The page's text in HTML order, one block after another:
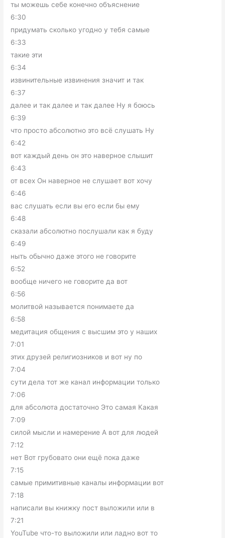
ты можешь себе конечно объяснение
6:30
придумать сколько угодно у тебя самые
6:33
такие эти
6:34
извинительные извинения значит и так
6:37
далее и так далее и так далее Ну я боюсь
6:39
что просто абсолютно это всё слушать Ну
6:42
вот каждый день он это наверное слышит
6:43
от всех Он наверное не слушает вот хочу
6:46
вас слушать если вы его если бы ему
6:48
сказали абсолютно послушали как я буду
6:49
ныть обычно даже этого не говорите
6:52
вообще ничего не говорите да вот
6:56
молитвой называется понимаете да
6:58
медитация общения с высшим это у наших
7:01
этих друзей религиозников и вот ну по
7:04
сути дела тот же канал информации только
7:06
для абсолюта достаточно Это самая Какая
7:09
силой мысли и намерение А вот для людей
7:12
нет Вот грубовато они ещё пока даже
7:15
самые примитивные каналы информации вот
7:18
написали вы книжку пост выложили или в
7:21
YouTube что-то выложили или ладно вот то